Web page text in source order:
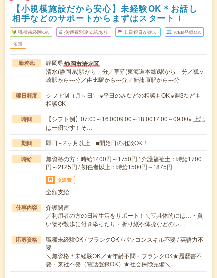
【小規模施設だから安心】未経験OK＊お話し
相手などのサポートからまずはスタート！
職種未経験OK 交通費別途支給あり 土日祝日が休み WEB登録OK
派遣
勤務地 静岡県静岡市清水区
清水(静岡県)駅から---分／草薙(東海道本線)駅から---分／狐ケ
崎駅から---分／由比駅から---分／新蒲原駅から---分
曜日頻度
シフト制（月～日） ※平日のみなどの相談もOK ※週3なども
相談OK
時間
【シフト例】07:00～16:0009:00～18:0017:00～09:00※ 上記
は一例です！そ…
期間 即日～2ヶ月以上 ■開始日の相談OK！
時給
無資格の方：時給1400円～1750円 / 介護福祉士：時給1700
円～2125円 / 初任者以上：時給1500円～1875円
交通費
全額支給
仕事内容
介護関連
／利用者の方の日常生活をサポート！＼▽具体的には…・買
い物や散歩に付き添ったり・折り紙や体操などのレ…
応募資格
職種未経験OK / ブランクOK / パソコンスキル不要 / 英語力不
要
＼無資格＊未経験OK／★年齢不問・ブランクOK★履歴書不
要・来社不要（電話登録OK）★社会保険完備＼…